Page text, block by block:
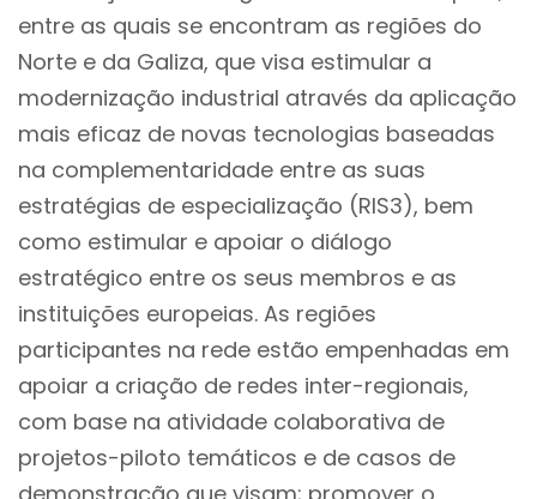
entre as quais se encontram as regiões do
Norte e da Galiza, que visa estimular a
modernização industrial através da aplicação
mais eficaz de novas tecnologias baseadas
na complementaridade entre as suas
estratégias de especialização (RIS3), bem
como estimular e apoiar o diálogo
estratégico entre os seus membros e as
instituições europeias. As regiões
participantes na rede estão empenhadas em
apoiar a criação de redes inter-regionais,
com base na atividade colaborativa de
projetos-piloto temáticos e de casos de